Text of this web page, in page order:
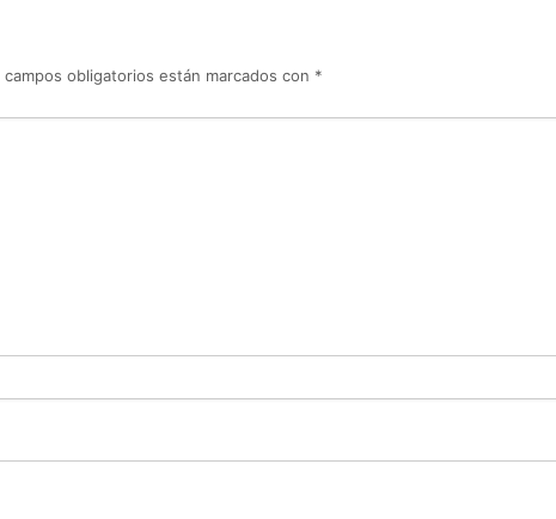
campos obligatorios están marcados con *